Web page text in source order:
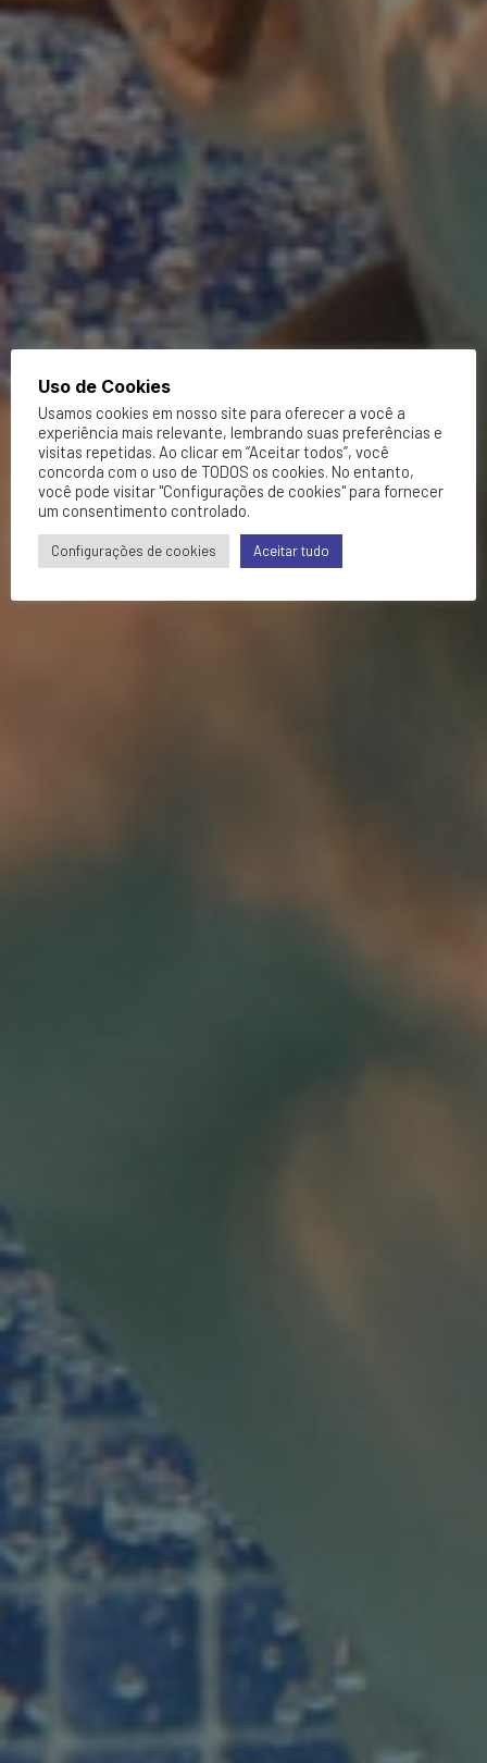
Uso de Cookies
Usamos cookies em nosso site para oferecer a você a
experiência mais relevante, lembrando suas preferências e
visitas repetidas. Ao clicar em “Aceitar todos”, você
concorda com o uso de TODOS os cookies. No entanto,
você pode visitar "Configurações de cookies" para fornecer
um consentimento controlado.
Configurações de cookies Aceitar tudo